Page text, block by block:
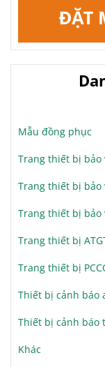
Mẫu đồng phục
Trang thiết bị bảo
Trang thiết bị bảo
Trang thiết bị bảo
Trang thiết bị
Trang thiết bị
Thiết bị cảnh báo
Thiết bị cảnh báo
Khác